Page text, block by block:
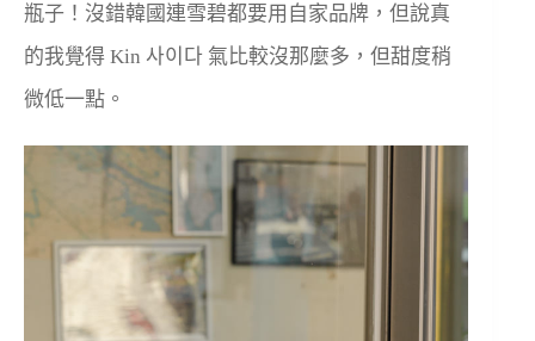
瓶子！沒錯韓國連雪碧都要用自家品牌，但說真
的我覺得 Kin 사이다 氣比較沒那麼多，但甜度稍
微低一點。